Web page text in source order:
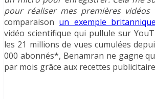
pour réaliser mes premières vidéos
comparaison un exemple britannique
vidéo scientifique qui pullule sur
les 21 millions de vues cumulées
000 abonnés*, Benamran ne gagne
par mois grâce aux recettes